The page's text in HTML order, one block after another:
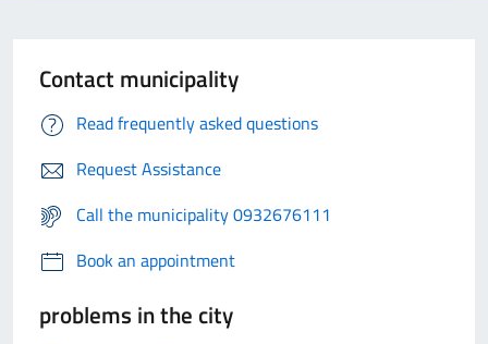
Contact municipality
Read frequently asked questions
Request Assistance
Call the municipality 0932676111
Book an appointment
problems in the city